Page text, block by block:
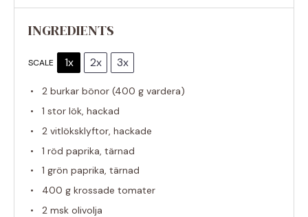
INGREDIENTS
SCALE 1x 2x 3x
2 burkar bönor (400 g vardera)
1 stor lök, hackad
2 vitlöksklyftor, hackade
1 röd paprika, tärnad
1 grön paprika, tärnad
400 g krossade tomater
2 msk olivolja